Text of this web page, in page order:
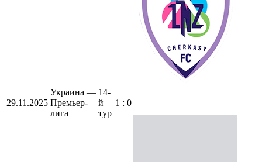
29.11.2025
Украина —
Премьер-
лига
14-
й
тур
1 : 0